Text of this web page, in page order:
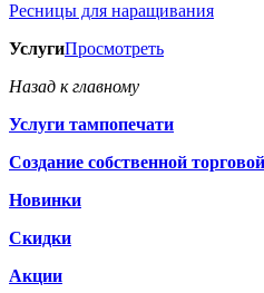
Ресницы для наращивания
УслугиПросмотреть
Назад к главному
Услуги тампопечати
Создание собственной
Новинки
Скидки
Акции